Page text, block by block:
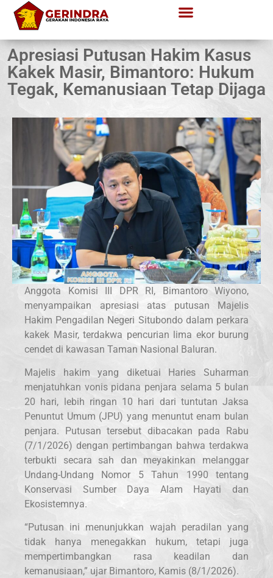
Apresiasi Putusan Hakim Kasus
Kakek Masir, Bimantoro: Hukum
Tegak, Kemanusiaan Tetap Dijaga
Anggota Komisi III DPR RI, Bimantoro Wiyono,
menyampaikan apresiasi atas putusan Majelis
Hakim Pengadilan Negeri Situbondo dalam perkara
kakek Masir, terdakwa pencurian lima ekor burung
cendet di kawasan Taman Nasional Baluran.
Majelis hakim yang diketuai Haries Suharman
menjatuhkan vonis pidana penjara selama 5 bulan
20 hari, lebih ringan 10 hari dari tuntutan Jaksa
Penuntut Umum (JPU) yang menuntut enam bulan
penjara. Putusan tersebut dibacakan pada Rabu
(7/1/2026) dengan pertimbangan bahwa terdakwa
terbukti secara sah dan meyakinkan melanggar
Undang-Undang Nomor 5 Tahun 1990 tentang
Konservasi Sumber Daya Alam Hayati dan
Ekosistemnya.
“Putusan ini menunjukkan wajah peradilan yang
tidak hanya menegakkan hukum, tetapi juga
mempertimbangkan rasa keadilan dan
kemanusiaan,” ujar Bimantoro, Kamis (8/1/2026).